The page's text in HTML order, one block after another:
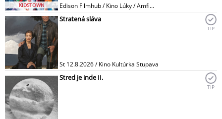
KIDSTOWN Edison Filmhub / Kino Lúky / Amfi...
Stratená sláva
St 12.8.2026 / Kino Kultúrka Stupava
TIP
Stred je inde II.
TIP